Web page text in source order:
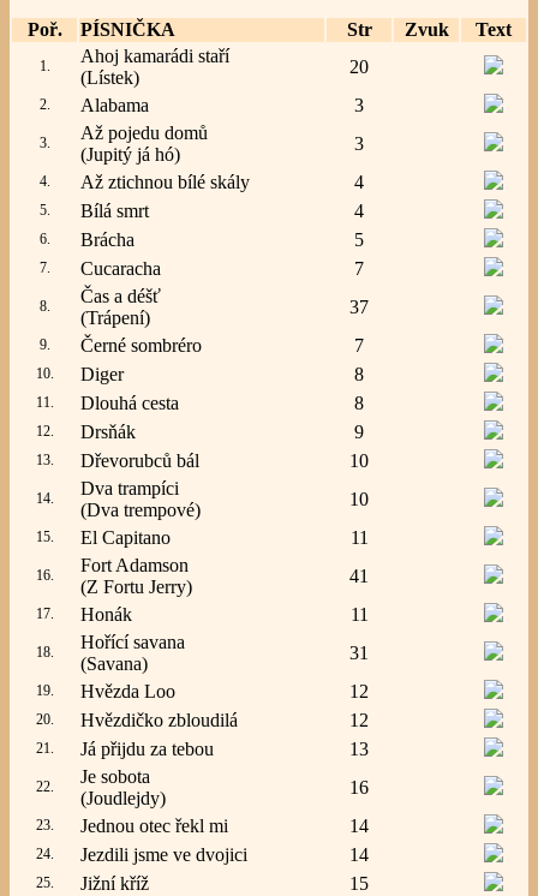
Poř. PÍSNIČKA Str Zvuk Text
1.
Ahoj kamarádi staří
(Lístek)
20
2. Alabama 3
3.
Až pojedu domů
(Jupitý já hó)
3
4. Až ztichnou bílé skály 4
5. Bílá smrt 4
6. Brácha 5
7. Cucaracha 7
8.
Čas a déšť
(Trápení)
37
9. Černé sombréro 7
10. Diger 8
11. Dlouhá cesta 8
12. Drsňák 9
13. Dřevorubců bál 10
14.
Dva trampíci
(Dva trempové)
10
15. El Capitano 11
16.
Fort Adamson
(Z Fortu Jerry)
41
17. Honák 11
18.
Hořící savana
(Savana)
31
19. Hvězda Loo 12
20. Hvězdičko zbloudilá 12
21. Já přijdu za tebou 13
22.
Je sobota
(Joudlejdy)
16
23. Jednou otec řekl mi 14
24. Jezdili jsme ve dvojici 14
25. Jižní kříž 15